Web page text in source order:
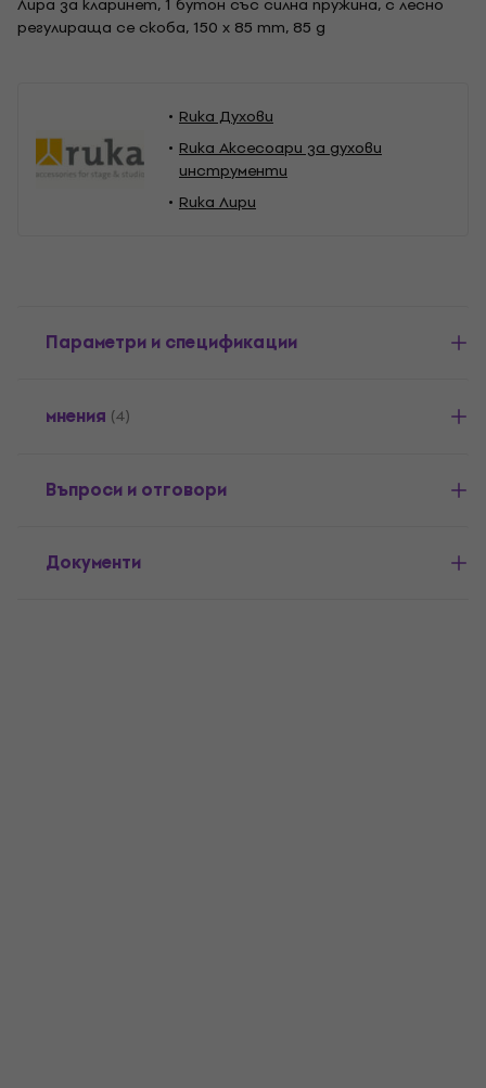
регулираща се скоба, 150 x 85 mm, 85 g
Ruka Духови
Ruka Аксесоари за духови
инструменти
Ruka Лири
Параметри и спецификации
мнения (4)
Въпроси и отговори
Документи